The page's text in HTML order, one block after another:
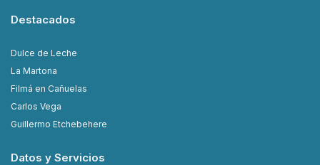
Destacados
Dulce de Leche
La Martona
Filmá en Cañuelas
Carlos Vega
Guillermo Etchebehere
Datos y Servicios